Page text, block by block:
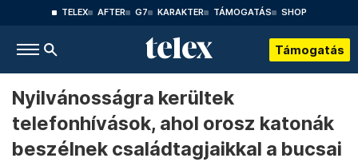
TELEX AFTER G7 KARAKTER TÁMOGATÁS SHOP
Támogatás
Nyilvánosságra kerültek
telefonhívások, ahol orosz katonák
beszélnek családtagjaikkal a bucsai